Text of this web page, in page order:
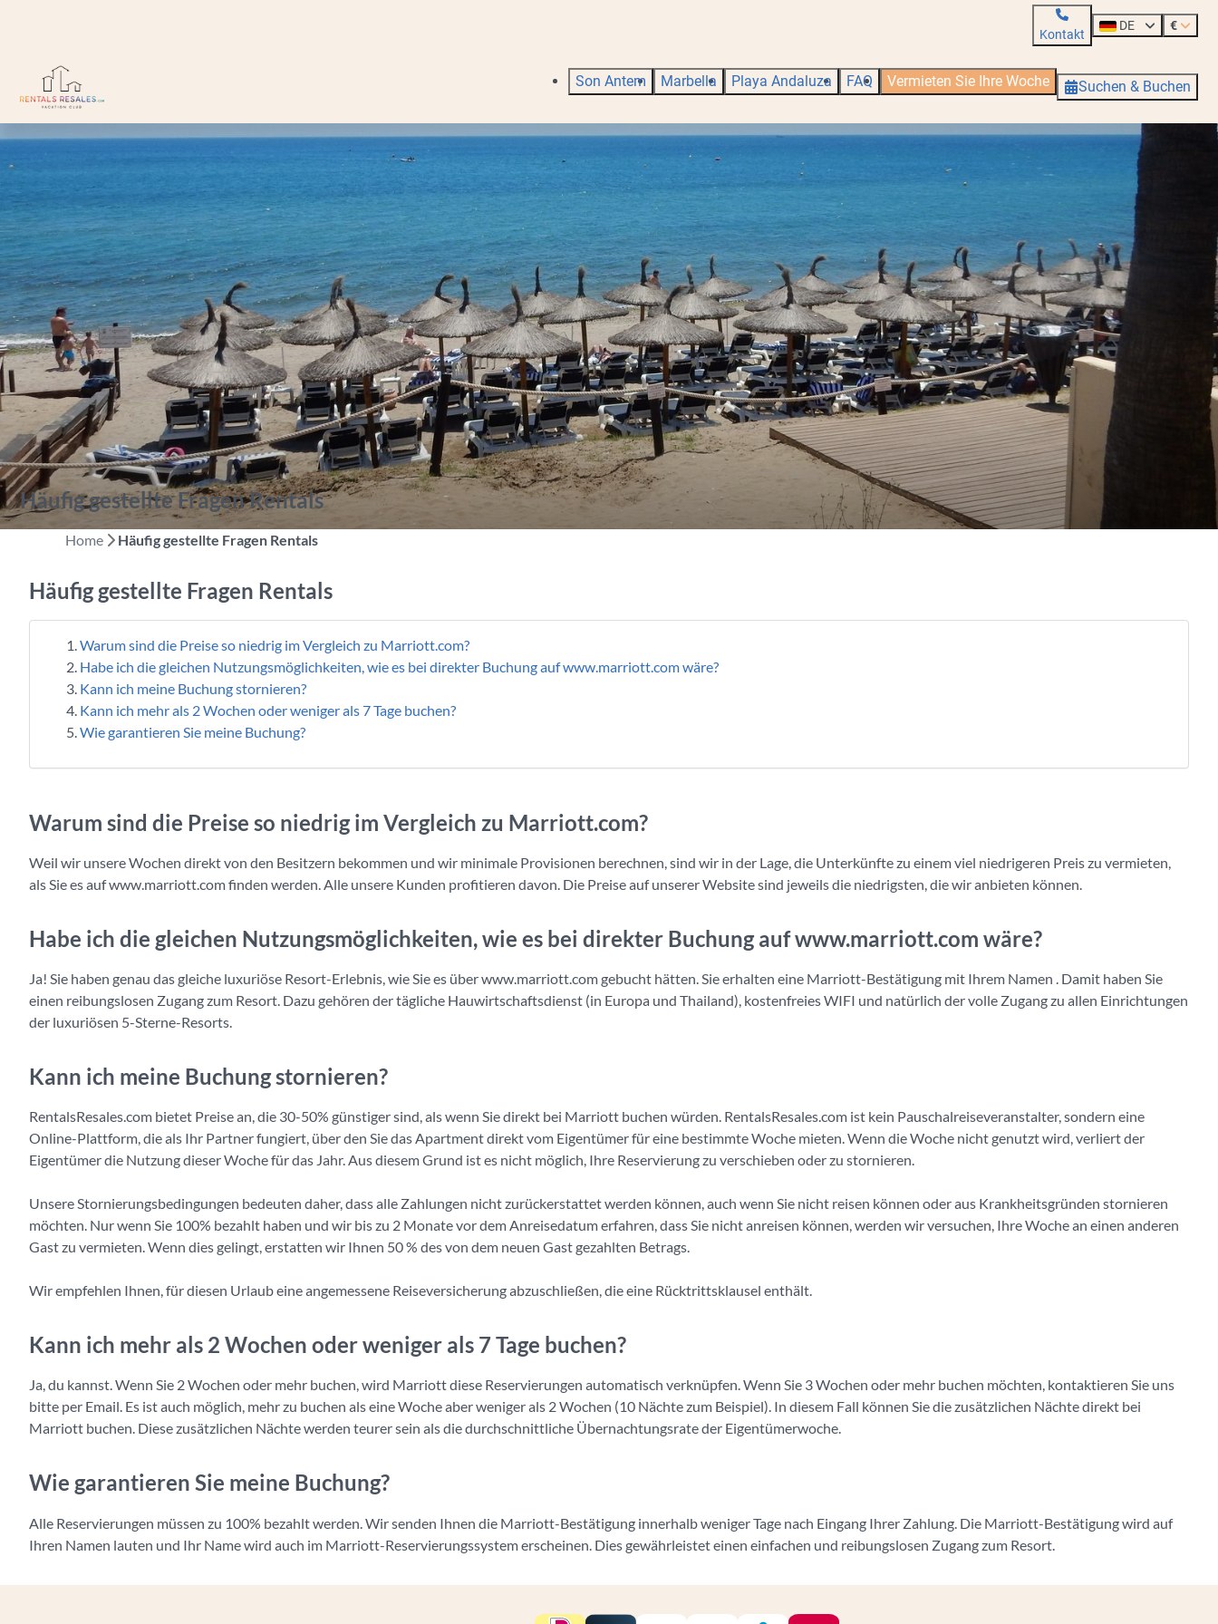
Kontakt
DE €
Son Antem Marbella Playa Andaluza FAQ Vermieten Sie Ihre Woche Suchen & Buchen
Häufig gestellte Fragen Rentals
Home Häufig gestellte Fragen Rentals
Häufig gestellte Fragen Rentals
Warum sind die Preise so niedrig im Vergleich zu Marriott.com?
Habe ich die gleichen Nutzungsmöglichkeiten, wie es bei direkter Buchung auf www.marriott.com wäre?
Kann ich meine Buchung stornieren?
Kann ich mehr als 2 Wochen oder weniger als 7 Tage buchen?
Wie garantieren Sie meine Buchung?
Warum sind die Preise so niedrig im Vergleich zu Marriott.com?
Weil wir unsere Wochen direkt von den Besitzern bekommen und wir minimale Provisionen berechnen, sind wir in der Lage, die Unterkünfte zu einem viel niedrigeren Preis zu vermieten,
als Sie es auf www.marriott.com finden werden. Alle unsere Kunden profitieren davon. Die Preise auf unserer Website sind jeweils die niedrigsten, die wir anbieten können.
Habe ich die gleichen Nutzungsmöglichkeiten, wie es bei direkter Buchung auf www.marriott.com wäre?
Ja! Sie haben genau das gleiche luxuriöse Resort-Erlebnis, wie Sie es über www.marriott.com gebucht hätten. Sie erhalten eine Marriott-Bestätigung mit Ihrem Namen . Damit haben Sie
einen reibungslosen Zugang zum Resort. Dazu gehören der tägliche Hauwirtschaftsdienst (in Europa und Thailand), kostenfreies WIFI und natürlich der volle Zugang zu allen Einrichtungen
der luxuriösen 5-Sterne-Resorts.
Kann ich meine Buchung stornieren?
RentalsResales.com bietet Preise an, die 30-50% günstiger sind, als wenn Sie direkt bei Marriott buchen würden. RentalsResales.com ist kein Pauschalreiseveranstalter, sondern eine
Online-Plattform, die als Ihr Partner fungiert, über den Sie das Apartment direkt vom Eigentümer für eine bestimmte Woche mieten. Wenn die Woche nicht genutzt wird, verliert der
Eigentümer die Nutzung dieser Woche für das Jahr. Aus diesem Grund ist es nicht möglich, Ihre Reservierung zu verschieben oder zu stornieren.
Unsere Stornierungsbedingungen bedeuten daher, dass alle Zahlungen nicht zurückerstattet werden können, auch wenn Sie nicht reisen können oder aus Krankheitsgründen stornieren
möchten. Nur wenn Sie 100% bezahlt haben und wir bis zu 2 Monate vor dem Anreisedatum erfahren, dass Sie nicht anreisen können, werden wir versuchen, Ihre Woche an einen anderen
Gast zu vermieten. Wenn dies gelingt, erstatten wir Ihnen 50 % des von dem neuen Gast gezahlten Betrags.
Wir empfehlen Ihnen, für diesen Urlaub eine angemessene Reiseversicherung abzuschließen, die eine Rücktrittsklausel enthält.
Kann ich mehr als 2 Wochen oder weniger als 7 Tage buchen?
Ja, du kannst. Wenn Sie 2 Wochen oder mehr buchen, wird Marriott diese Reservierungen automatisch verknüpfen. Wenn Sie 3 Wochen oder mehr buchen möchten, kontaktieren Sie uns
bitte per Email. Es ist auch möglich, mehr zu buchen als eine Woche aber weniger als 2 Wochen (10 Nächte zum Beispiel). In diesem Fall können Sie die zusätzlichen Nächte direkt bei
Marriott buchen. Diese zusätzlichen Nächte werden teurer sein als die durchschnittliche Übernachtungsrate der Eigentümerwoche.
Wie garantieren Sie meine Buchung?
Alle Reservierungen müssen zu 100% bezahlt werden. Wir senden Ihnen die Marriott-Bestätigung innerhalb weniger Tage nach Eingang Ihrer Zahlung. Die Marriott-Bestätigung wird auf
Ihren Namen lauten und Ihr Name wird auch im Marriott-Reservierungssystem erscheinen. Dies gewährleistet einen einfachen und reibungslosen Zugang zum Resort.